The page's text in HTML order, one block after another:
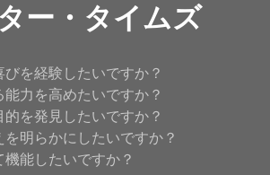
ー・タイムズ
びを経験したいですか？
能力を高めたいですか？
的を発見したいですか？
を明らかにしたいですか？
機能したいですか？